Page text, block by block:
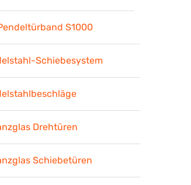
S1000
Schiebesystem
Drehtüren
Schiebetüren